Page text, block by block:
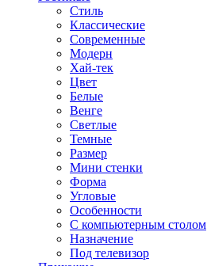
Стиль
Классические
Современные
Модерн
Хай-тек
Цвет
Белые
Венге
Светлые
Темные
Размер
Мини стенки
Форма
Угловые
Особенности
С компьютерным столом
Назначение
Под телевизор